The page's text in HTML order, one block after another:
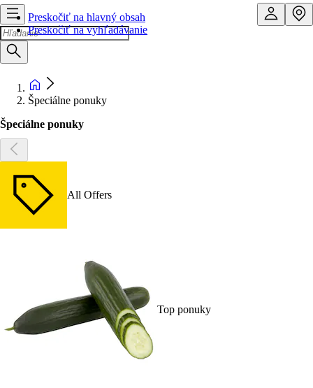
Preskočiť na hlavný obsah
Preskočiť na vyhľadávanie
Špeciálne ponuky
Špeciálne ponuky
All Offers
Top ponuky